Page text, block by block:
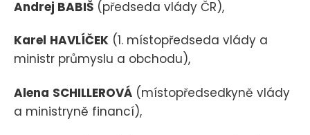
Andrej BABIŠ (předseda vlády ČR),
Karel HAVLÍČEK (1. místopředseda vlády a
ministr průmyslu a obchodu),
Alena SCHILLEROVÁ (místopředsedkyně vlády
a ministryně financí),